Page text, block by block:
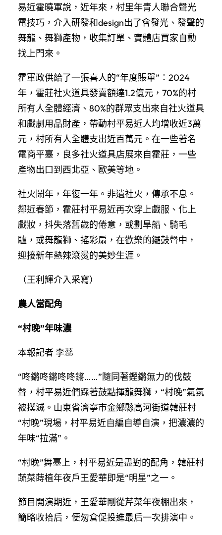
易近霍曉軍說，近年來，村里年青人聯合聲光
電技巧，介入研發和design出了會發光、發聲的
舞龍、舞獅產物，收集訂單、實體店買家自動
找上門來。
霍軍政供給了一張喜人的“年度賬單”：2024
年，霍莊社火道具發賣額達1.2億元，70%的村
所有人全體經濟、80%的群眾支出來自社火道具
和戲劇用品財產，帶動村平易近人均增收近3萬
元，村所有人全體支出近百萬元。在一些著名
電商平臺，良多社火道具店展來自霍莊，一些
產物出口到西北亞、歐美等地。
社火鬧年，年復一年。非遺社火，傳承不息。
鄰近春節，霍莊村平易近再次穿上戲服、化上
戲妝，抖失落舊歲的倦意，或劃旱船、騎毛
驢，或舞龍獅、搖彩扇，在歡樂的鑼鼓聲中，
迎接新年熱辣滾燙的美妙生涯。
（王利輝介入采寫）
農人當配角
“村晚”年味濃
本報記者 李蕊
“咚鏘咚鏘咚咚鏘……”隨同著鏗鏘無力的伐鼓
聲，村平易近們踩著鼓點揮龍舞獅，“村晚”氣氛
被撲滅。山東省濟寧市金鄉縣高河街道韓莊村
“村晚”現場，村平易近自編自導自演，把濃濃的
年味“拉滿”。
“村晚”舞臺上，村平易近是盡對的配角，韓莊村
蔬菜蒔植年夜戶王愛華即是“明星”之一。
節目開演期近，王愛華剛從芹菜年夜棚出來，
簡略收拾后，便匆倉促投進最后一次排演中。